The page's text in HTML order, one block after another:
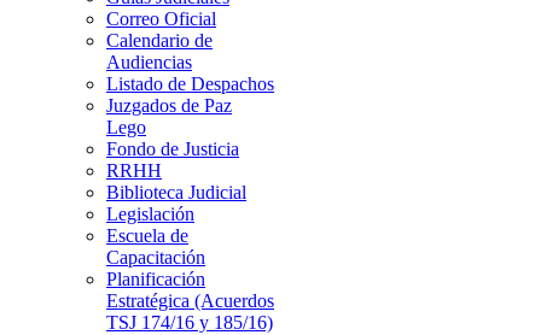
Correo Oficial
Calendario de
Audiencias
Listado de Despachos
Juzgados de Paz
Lego
Fondo de Justicia
RRHH
Biblioteca Judicial
Legislación
Escuela de
Capacitación
Planificación
Estratégica (Acuerdos
TSJ 174/16 y 185/16)